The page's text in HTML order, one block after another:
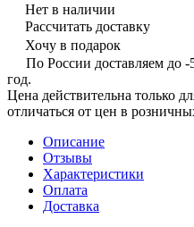
Нет в наличии
Рассчитать доставку
Хочу в подарок
По России доставляем до
год.
Цена действительна только
отличаться от цен в
Описание
Отзывы
Характеристики
Оплата
Доставка